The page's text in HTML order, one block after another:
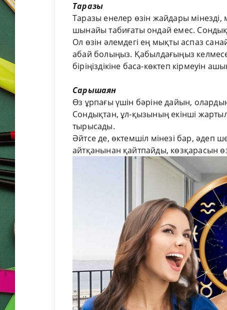
Таразы
Таразы енелер өзін жайдары мінезді,
шынайы табиғаты ондай емес.
Ол өзін әлемдегі ең мықты аспаз
абай болыңыз. Қабылдағыңыз
біріңіздікіне баса-көктеп кірмеуін
Сарышаян
Өз ұрпағы үшін бәріне дайын,
Сондықтан, ұл-қызының екінші
тырысады.
Әйтсе де, өктемшіл мінезі бар, әдеп
айтқанынан қайтпайды, көзқарасын